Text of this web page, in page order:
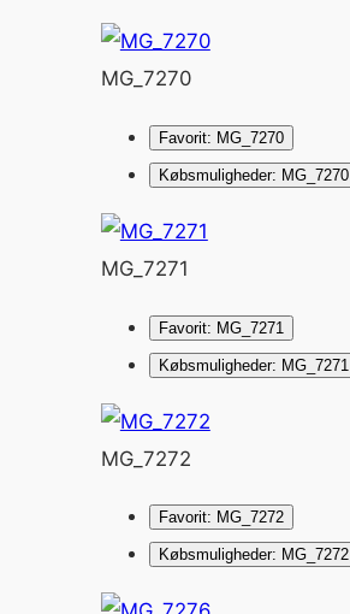
MG_7270
Favorit: MG_7270
Købsmuligheder: MG_7270
MG_7271
Favorit: MG_7271
Købsmuligheder: MG_7271
MG_7272
Favorit: MG_7272
Købsmuligheder: MG_7272